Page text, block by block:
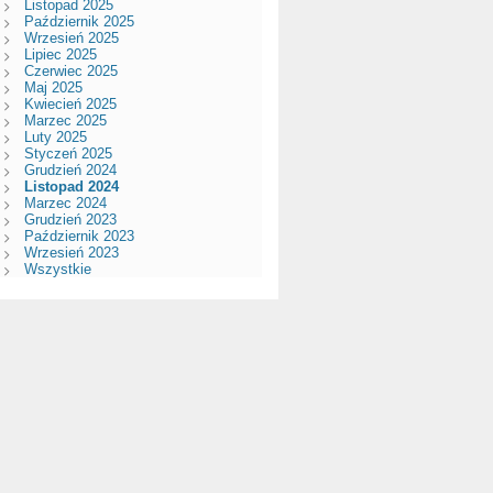
Listopad 2025
Październik 2025
Wrzesień 2025
Lipiec 2025
Czerwiec 2025
Maj 2025
Kwiecień 2025
Marzec 2025
Luty 2025
Styczeń 2025
Grudzień 2024
Listopad 2024
Marzec 2024
Grudzień 2023
Październik 2023
Wrzesień 2023
Wszystkie